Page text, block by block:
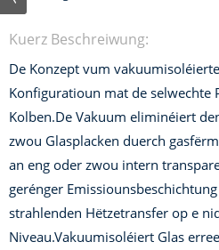
Kuerz Beschreiwung:
De Konzept vum
Konfiguratioun mat de selwechte
Kolben.De Vakuum eliminéiert
zwou Glasplacken duerch
an eng oder zwou intern
gerénger
strahlenden Hëtzetransfer op e
Niveau.Vakuumisoléiert Glas